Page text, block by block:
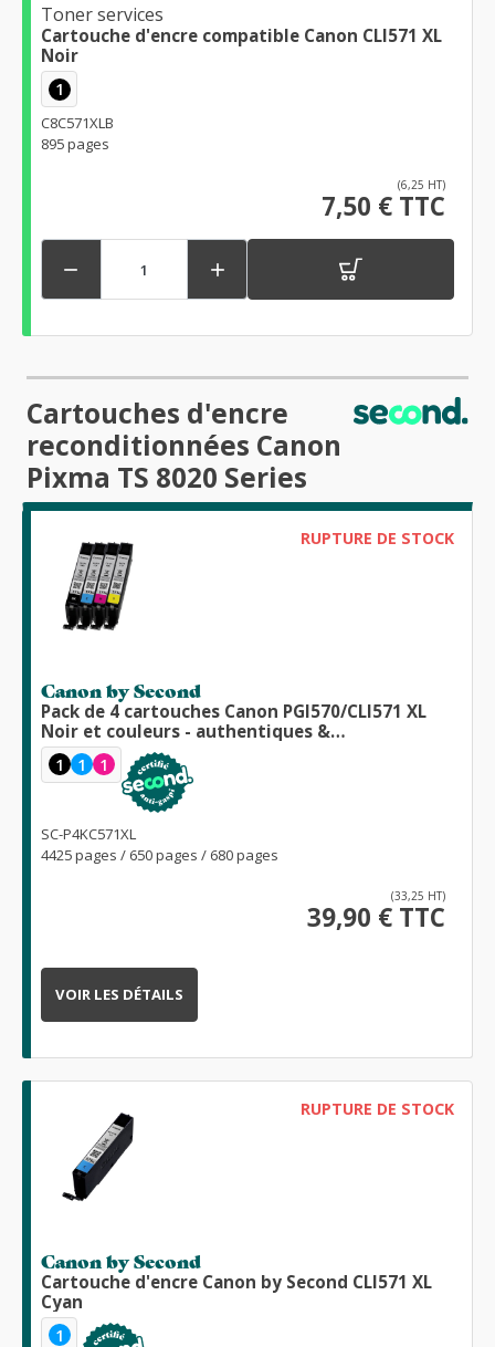
Toner services
Cartouche d'encre compatible Canon CLI571 XL
Noir
1
C8C571XLB
895 pages
(6,25 HT)
7,50 € TTC
 
Cartouches d'encre
reconditionnées Canon
Pixma TS 8020 Series
RUPTURE DE STOCK
Canon by Second
Pack de 4 cartouches Canon PGI570/CLI571 XL
Noir et couleurs - authentiques &
reconditionnées
1 1 1
SC-P4KC571XL
4425 pages / 650 pages / 680 pages
(33,25 HT)
39,90 € TTC
VOIR LES DÉTAILS
RUPTURE DE STOCK
Canon by Second
Cartouche d'encre Canon by Second CLI571 XL
Cyan
1